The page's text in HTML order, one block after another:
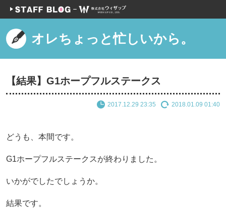
オレちょっと忙しいから。
【結果】G1ホープフルステークス
2017.12.29 23:35 2018.01.09 01:40
どうも、本間です。
G1ホープフルステークスが終わりました。
いかがでしたでしょうか。
結果です。